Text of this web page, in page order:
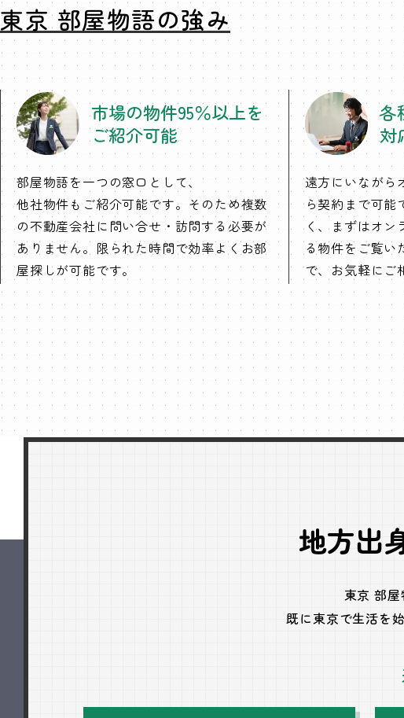
東京 部屋物語の強み
市場の物件95％以上を
ご紹介可能
部屋物語を一つの窓口として、
他社物件もご紹介可能です。そのため複数
の不動産会社に問い合せ・訪問する必要が
ありません。限られた時間で効率よくお部
屋探しが可能です。
各
対
遠方にいながら
ら契約まで可
く、まずはオ
る物件をご覧い
で、お気軽にご
地方出
東京 部屋
既に東京で生活を